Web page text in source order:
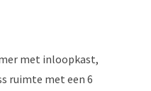
met inloopkast,
ruimte met een 6